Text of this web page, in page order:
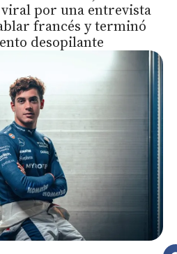
por una entrevista
francés y terminó
desopilante